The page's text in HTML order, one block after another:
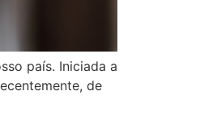
país. Iniciada a
de